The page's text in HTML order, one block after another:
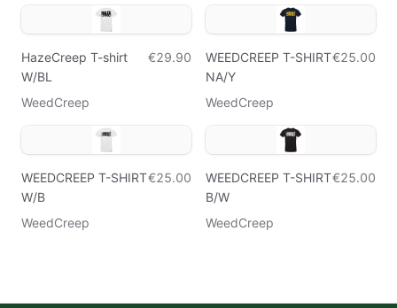
HazeCreep T-shirt
W/BL
€29.90
WeedCreep
WEEDCREEP T-SHIRT
NA/Y
€25.00
WeedCreep
WEEDCREEP T-SHIRT
W/B
€25.00
WeedCreep
WEEDCREEP T-SHIRT
B/W
€25.00
WeedCreep